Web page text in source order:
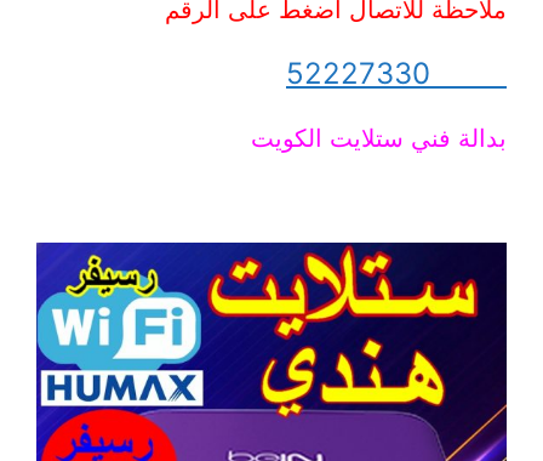
ملاحظة للاتصال اضغط على الرقم
بدالة فني ستلايت الكويت